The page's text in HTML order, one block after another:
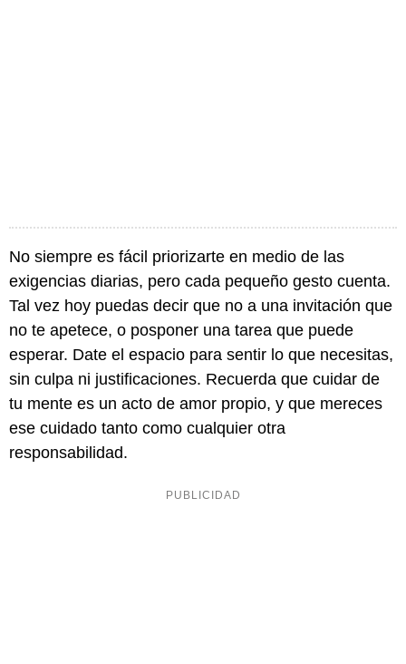
No siempre es fácil priorizarte en medio de las
exigencias diarias, pero cada pequeño gesto cuenta.
Tal vez hoy puedas decir que no a una invitación que
no te apetece, o posponer una tarea que puede
esperar. Date el espacio para sentir lo que necesitas,
sin culpa ni justificaciones. Recuerda que cuidar de
tu mente es un acto de amor propio, y que mereces
ese cuidado tanto como cualquier otra
responsabilidad.